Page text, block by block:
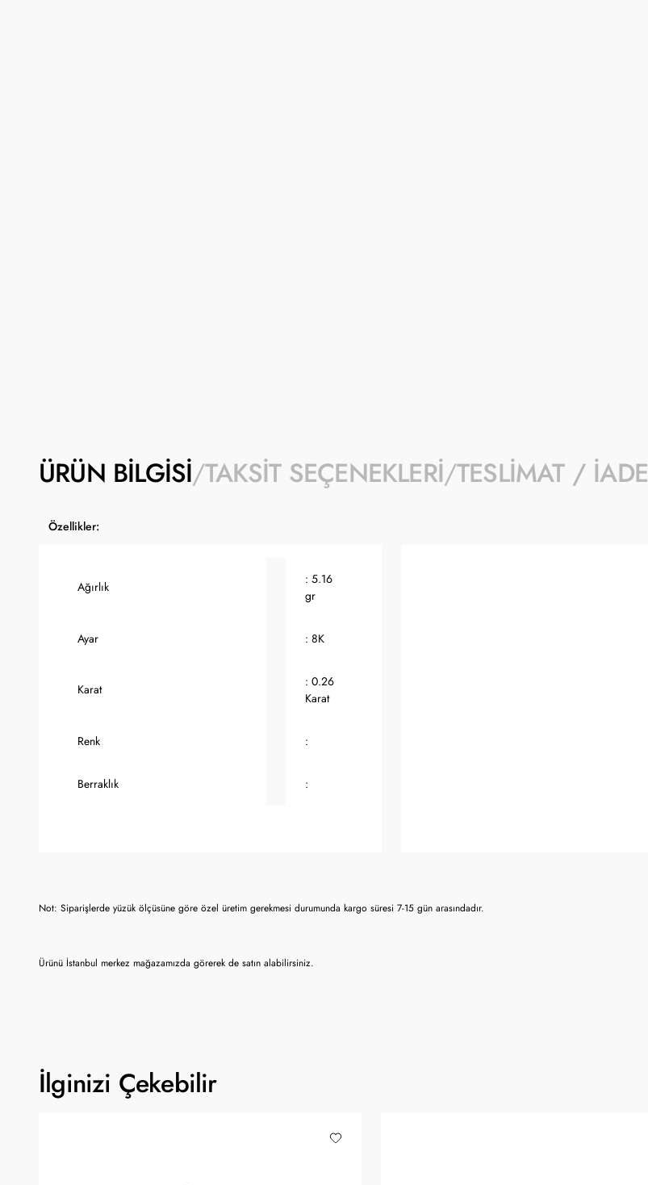
ÜRÜN BILGISI TAKSIT SEÇENEKLERI TESLIMAT / İADE
Özellikler:
Ağırlık
: 5.16
gr
Ayar : 8K
Karat
: 0.26
Karat
Renk :
Berraklık :
Not: Siparişlerde yüzük ölçüsüne göre özel üretim gerekmesi durumunda kargo süresi 7-15 gün arasındadır.
Ürünü İstanbul merkez mağazamızda görerek de satın alabilirsiniz.
İlginizi Çekebilir